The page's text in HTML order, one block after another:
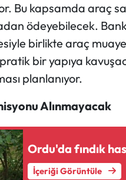
Bu kapsamda araç
ödeyebilecek.
birlikte araç
bir yapıya
planlanıyor.
Alınmayacak
Ordu'da fındık
İçeriği Görüntüle